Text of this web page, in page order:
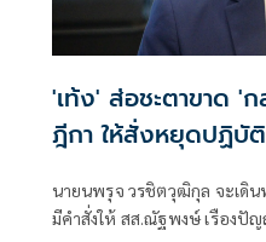
'เท้ง' ส่อชะตาขาด 'กลุ่มพิราบขาว' ยื่นศาล
ฎีกา ให้สั่งหยุดปฏิบั
นายนพรุจ วรชิตวุฒิกุล จะเดินทางไปยื่นคำร้องขอให้ศาลฎีกาฯ
มีคำสั่งให้ สส.ณัฐพงษ์ เรือง